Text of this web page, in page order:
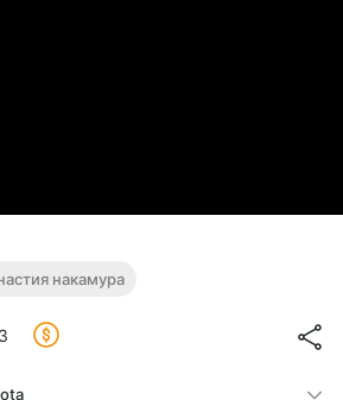
накамура